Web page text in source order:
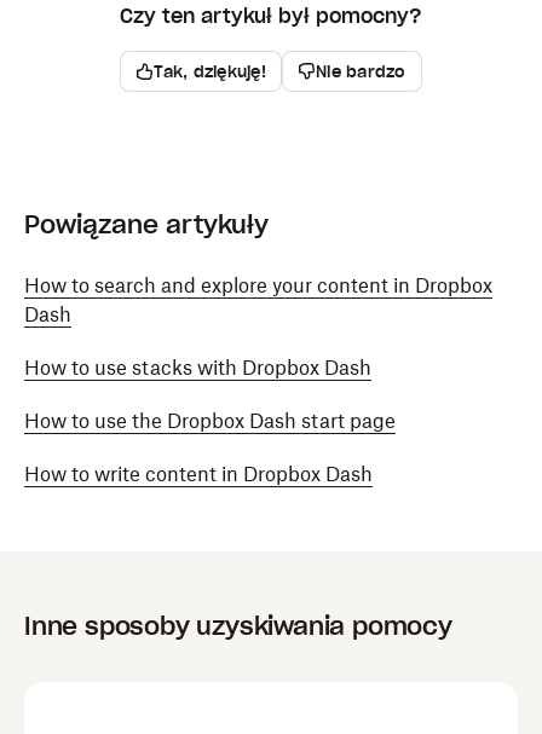
Czy ten artykuł był pomocny?
Tak, dziękuję! Nie bardzo
Powiązane artykuły
How to search and explore your content in Dropbox
Dash
How to use stacks with Dropbox Dash
How to use the Dropbox Dash start page
How to write content in Dropbox Dash
Inne sposoby uzyskiwania pomocy